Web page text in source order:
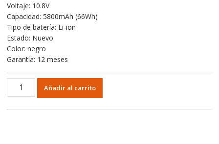
original
era:
65,96€.
es:
39,30€.
Voltaje: 10.8V
Capacidad: 5800mAh (66Wh)
Tipo de batería: Li-ion
Estado: Nuevo
Color: negro
Garantía: 12 meses
Portátil
batería
Añadir al carrito